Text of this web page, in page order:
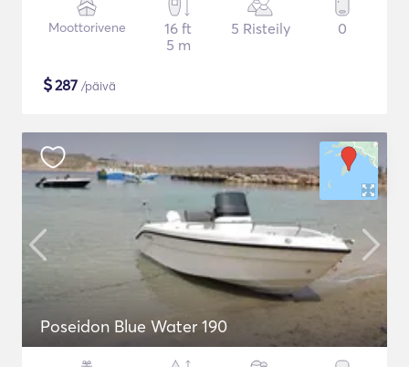
Moottorivene
16 ft
5 m
5 Risteily 0
$287 /päivä
Poseidon Blue Water 190